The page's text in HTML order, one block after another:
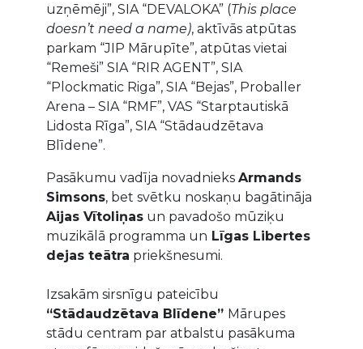
uzņēmēji”, SIA “DEVALOKA” (This place
doesn’t need a name), aktīvās atpūtas
parkam “JIP Mārupīte”, atpūtas vietai
“Remeši” SIA “RIR AGENT”, SIA
“Plockmatic Riga”, SIA “Bejas”, Proballer
Arena – SIA “RMF”, VAS “Starptautiskā
Lidosta Rīga”, SIA “Stādaudzētava
Blīdene”.
Pasākumu vadīja novadnieks Armands
Simsons, bet svētku noskaņu bagātināja
Aijas Vītoliņasun pavadošo mūziķu
muzikālā programma un Līgas Libertes
dejas teātra priekšnesumi.
Izsakām sirsnīgu pateicību
“Stādaudzētava Blīdene” Mārupes
stādu centram par atbalstu pasākuma